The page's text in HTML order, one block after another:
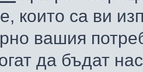
които са ви
вашия
да бъдат